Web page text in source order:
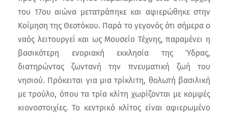
του 17ου αιώνα μετατράπηκε και αφιερώθηκε στην
Κοίμηση της Θεοτόκου. Παρά το γεγονός ότι σήμερα ο
ναός λειτουργεί και ως Μουσείο Τέχνης, παραμένει η
βασικότερη ενοριακή εκκλησία της Ύδρας,
διατηρώντας ζωντανή την πνευματική ζωή του
νησιού. Πρόκειται για μια τρίκλιτη, θολωτή βασιλική
με τρούλο, όπου τα τρία κλίτη χωρίζονται με κομψές
κιονοστοιχίες. Το κεντρικό κλίτος είναι αφιερωμένο